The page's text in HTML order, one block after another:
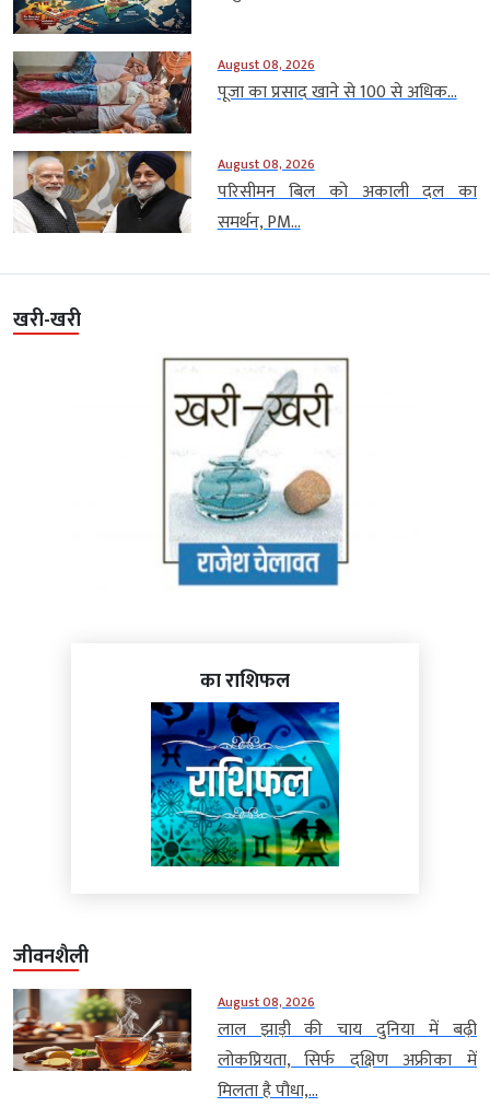
August 08, 2026
पूजा का प्रसाद खाने से 100 से अधिक...
August 08, 2026
परिसीमन बिल को अकाली दल का
समर्थन, PM...
खरी-खरी
का राशिफल
जीवनशैली
August 08, 2026
लाल झाड़ी की चाय दुनिया में बढ़ी
लोकप्रियता, सिर्फ दक्षिण अफ्रीका में
मिलता है पौधा,...